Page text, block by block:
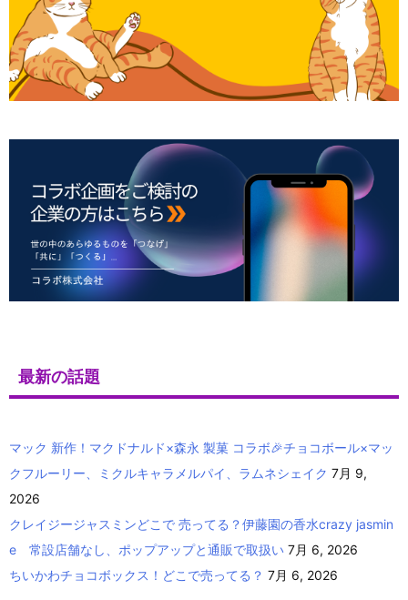
最新の話題
マック 新作！マクドナルド×森永 製菓 コラボ🎉チョコボール×マッ
クフルーリー、ミクルキャラメルパイ、ラムネシェイク 7月 9,
2026
クレイジージャスミンどこで 売ってる？伊藤園の香水crazy jasmin
e 常設店舗なし、ポップアップと通販で取扱い 7月 6, 2026
ちいかわチョコボックス！どこで売ってる？ 7月 6, 2026